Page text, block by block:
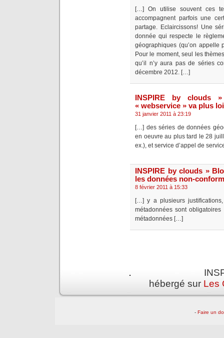
[…] On utilise souvent ces
accompagnent parfois une
partage. Eclaircissons! Une
donnée qui respecte le
géographiques (qu’on appelle
Pour le moment, seul les
qu’il n’y aura pas de séries
décembre 2012. […]
INSPIRE by clouds
« webservice » va plus
31 janvier 2011 à 23:19
[…] des séries de données
en oeuvre au plus tard le 28
ex.), et service d’appel de
INSPIRE by clouds »
les données non-
8 février 2011 à 15:33
[…] y a plusieurs
métadonnées sont
métadonnées […]
hébergé sur Les
- Faire un